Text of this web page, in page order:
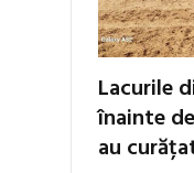
Lacurile
înainte
au